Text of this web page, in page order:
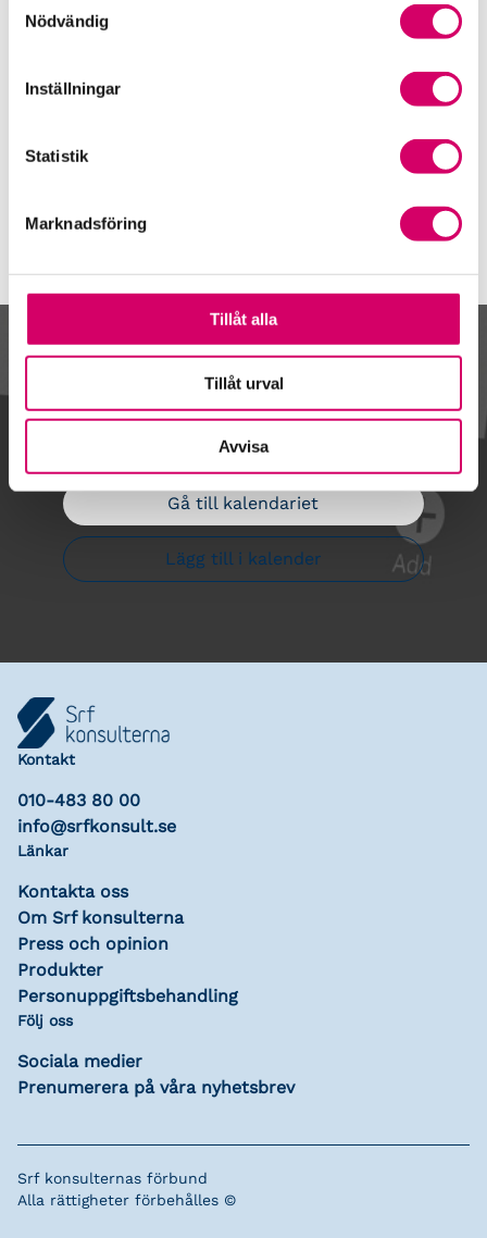
Nödvändig
Inställningar
Statistik
Marknadsföring
Tillåt alla
Tillåt urval
Avvisa
Öppet brev till Myndigheten för yrkeshögskolan
Framtidsutsikter i lönebranschen
Kalendarium
Gå till kalendariet
Lägg till i kalender
Kontakt
010-483 80 00
info@srfkonsult.se
Länkar
Kontakta oss
Om Srf konsulterna
Press och opinion
Produkter
Personuppgiftsbehandling
Följ oss
Sociala medier
Prenumerera på våra nyhetsbrev
Srf konsulternas förbund
Alla rättigheter förbehålles ©